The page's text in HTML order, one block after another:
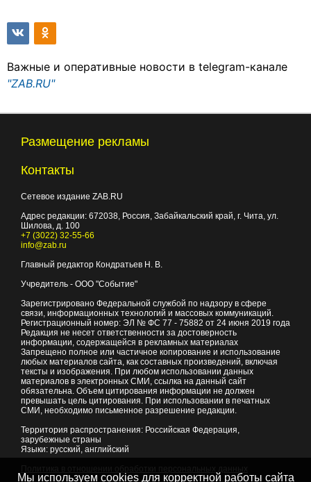
Важные и оперативные новости в telegram-канале
"ZAB.RU"
Размещение рекламы
Контакты
Сетевое издание ZAB.RU
Адрес редакции: 672038 , Россия, Забайкальский край, г. Чита ул.
Шилова, д. 100
+7 (3022) 32-55-66
info@zab.ru
Главный редактор Кондратьев Н. В.
Учредитель - ООО "Событие"
Зарегистрировано Федеральной службой по надзору в сфере
связи, информационных технологий и массовых коммуникаций.
Регистрационный номер: ЭЛ № ФС 77 - 75882 от 24 июня 2019 года
Редакция не несет ответственности за достоверность
информации, содержащейся в рекламных материалах
Запрещено полное или частичное копирование и использование
любых материалов сайта, как составных произведений, включая
тексты и изображения. При любом использовании данных
материалов в электронных СМИ, ссылка на данный сайт
обязательна. Объем цитирования информации не должен
превышать цель цитирования. При использовании в печатных
СМИ, необходимо письменное разрешение редакции.
Территория распространения: Российская Федерация,
зарубежные страны
Языки: русский, английский
Мы используем cookies для корректной работы сайта